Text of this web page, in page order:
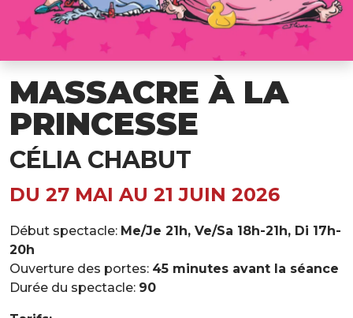
MASSACRE À LA
PRINCESSE
CÉLIA CHABUT
DU 27 MAI AU 21 JUIN 2026
Début spectacle: Me/Je 21h, Ve/Sa 18h-21h, Di 17h-
20h
Ouverture des portes: 45 minutes avant la séance
Durée du spectacle: 90